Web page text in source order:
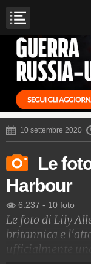
10 settembre 2020
Le
Harbour
6.237 - 10 foto
Le foto di Lily
britannica e
ufficialmente